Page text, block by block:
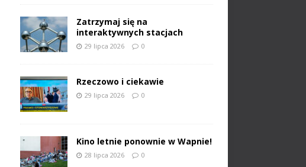
Zatrzymaj się na
interaktywnych stacjach
29 lipca 2026 0
Rzeczowo i ciekawie
29 lipca 2026 0
Kino letnie ponownie w Wapnie!
28 lipca 2026 0